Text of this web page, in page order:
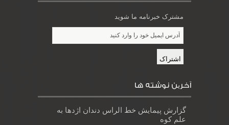
مشترک خبرنامه ما شوید
آخرین نوشته ها
گزارش پیمایش خط الراس دندان اژدها به
علم کوه